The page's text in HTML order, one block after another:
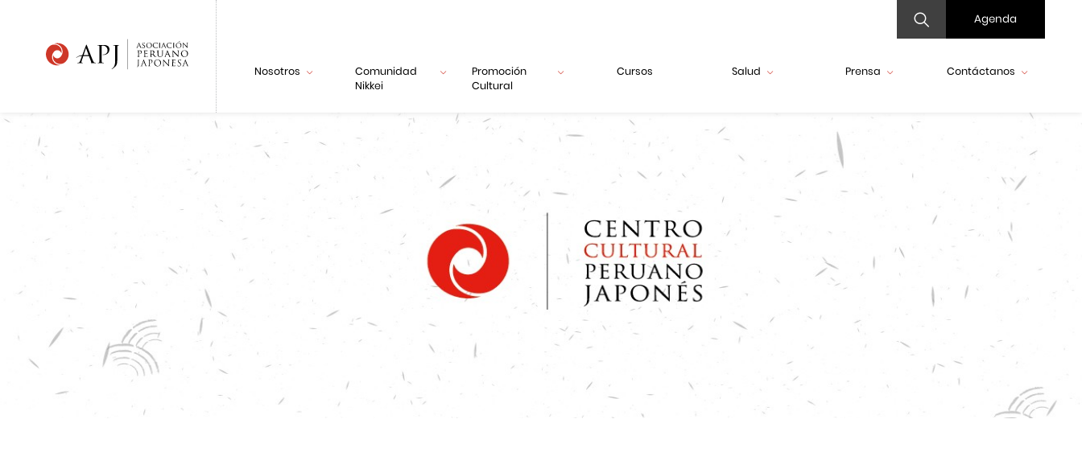
Agenda
Nosotros
Comunidad
Nikkei
Promoción
Cultural
Cursos Salud Prensa Contáctanos